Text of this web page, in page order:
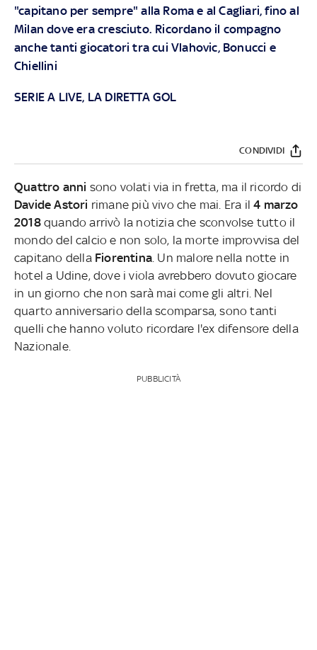
"capitano per sempre" alla Roma e al Cagliari, fino al
Milan dove era cresciuto. Ricordano il compagno
anche tanti giocatori tra cui Vlahovic, Bonucci e
Chiellini
SERIE A LIVE, LA DIRETTA GOL
CONDIVIDI
Quattro anni sono volati via in fretta, ma il ricordo di
Davide Astori rimane più vivo che mai. Era il4 marzo
2018quando arrivò la notizia che sconvolse tutto il
mondo del calcio e non solo, la morte improvvisa del
capitano della Fiorentina . Un malore nella notte in
hotel a Udine, dove i viola avrebbero dovuto giocare
in un giorno che non sarà mai come gli altri. Nel
quarto anniversario della scomparsa, sono tanti
quelli che hanno voluto ricordare l'ex difensore della
Nazionale.
PUBBLICITÀ